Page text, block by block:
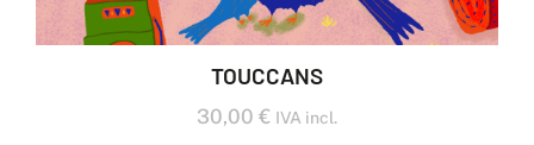
TOUCCANS
30,00 € IVA incl.